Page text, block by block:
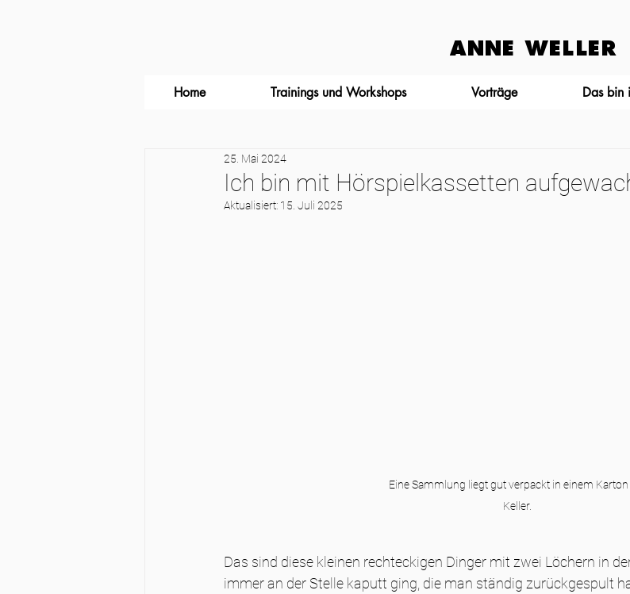
ANNE WELLER
Home Trainings und Workshops Vorträge Das bin
Ich bin mit Hörspielkassetten
25. Mai 2024
Aktualisiert: 15. Juli 2025
Eine Sammlung liegt gut verpackt in einem
Keller.
Das sind diese kleinen rechteckigen Dinger mit zwei Löchern in
immer an der Stelle kaputt ging, die man ständig zurückgespult